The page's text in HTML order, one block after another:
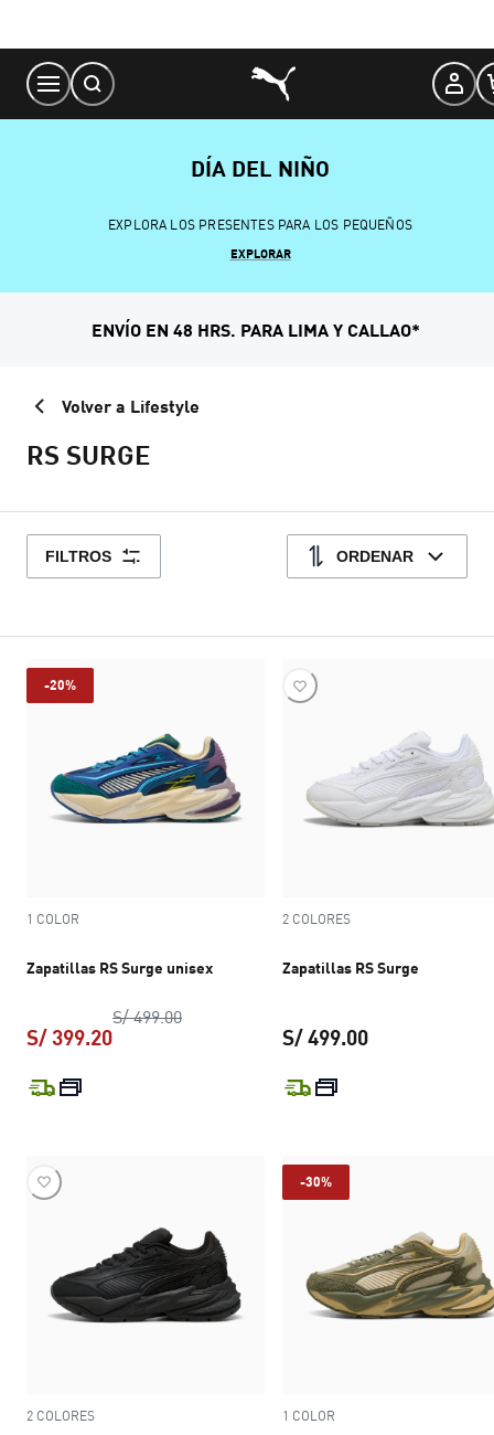
Content
DÍA DEL NIÑO
EXPLORA LOS PRESENTES PARA LOS PEQUEÑOS
EXPLORAR
ENVÍO EN 48 HRS. PARA LIMA Y CALLAO*
Volver a Lifestyle
RS SURGE
FILTROS ORDENAR
-20%
1 COLOR
Zapatillas RS Surge unisex
S/ 499.00precio original S/ 499.00
S/ 399.20
precio actual S/ 399.20
2 COLORES
Zapatillas RS Surge
S/ 499.00
2 COLORES
-30%
1 COLOR